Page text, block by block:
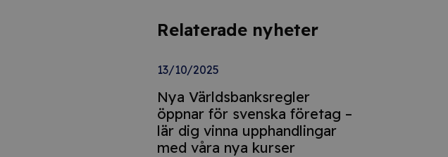
Relaterade nyheter
13/10/2025
Nya Världsbanksregler
öppnar för svenska företag –
lär dig vinna upphandlingar
med våra nya kurser